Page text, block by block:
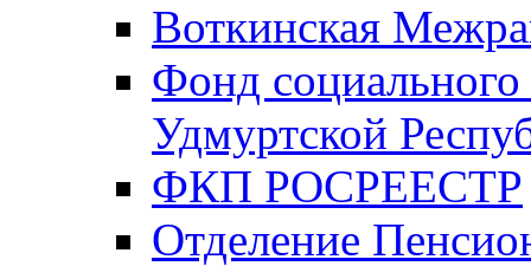
Воткинская
Фонд
Удмуртской
ФКП РОСРЕЕСТР
Отделение